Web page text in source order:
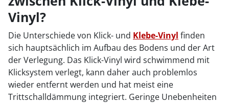
Vinyl?
Die Unterschiede von Klick- und Klebe-Vinyl finden
sich hauptsächlich im Aufbau des Bodens und der Art
der Verlegung. Das Klick-Vinyl wird schwimmend mit
Klicksystem verlegt, kann daher auch problemlos
wieder entfernt werden und hat meist eine
Trittschalldämmung integriert. Geringe Unebenheiten